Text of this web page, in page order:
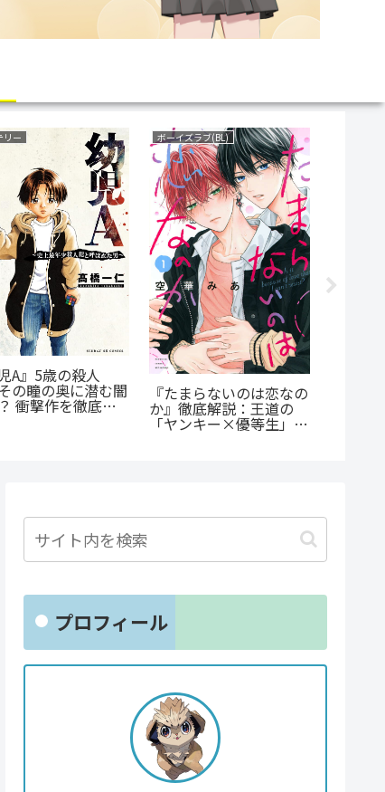
リー
A』5歳の殺人
の瞳の奥に潜む闇
衝撃作を徹底解
ボーイズラブ(BL)
『たまらないのは恋なの
か』徹底解説：王道の
「ヤンキー×優等生」が
プロフィール